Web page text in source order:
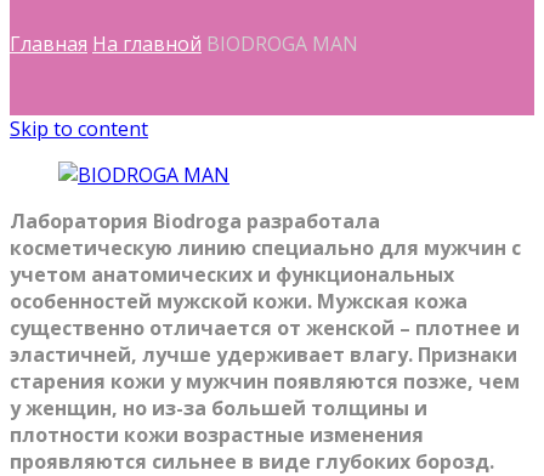
Главная На главной BIODROGA MAN
Skip to content
Лаборатория Biodroga разработала
косметическую линию специально для мужчин с
учетом анатомических и функциональных
особенностей мужской кожи. Мужская кожа
существенно отличается от женской – плотнее и
эластичней, лучше удерживает влагу. Признаки
старения кожи у мужчин появляются позже, чем
у женщин, но из-за большей толщины и
плотности кожи возрастные изменения
проявляются сильнее в виде глубоких борозд.